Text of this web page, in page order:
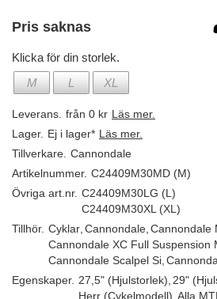
Pris saknas
Klicka för din storlek.
M
L XL
Leverans. från 0 kr Läs mer.
Lager. Ej i lager* Läs mer.
Tillverkare. Cannondale
Artikelnummer. C24409M30MD (M)
Övriga art.nr. C24409M30LG (L)
C24409M30XL (XL)
Tillhör. Cyklar Cannondale Cannondale
Cannondale XC Full Suspension
Cannondale Scalpel Si
Egenskaper. 27,5" (Hjulstorlek) 29"
Herr (Cykelmodell) Alla